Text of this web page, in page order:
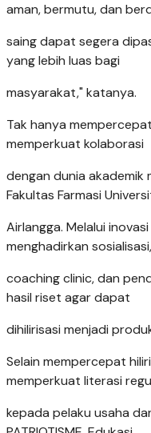
aman, bermutu, dan
saing dapat segera
yang lebih luas bagi
masyarakat," katanya.
Tak hanya
memperkuat kolaborasi
dengan dunia akademik
Fakultas Farmasi
Airlangga. Melalui inovasi
menghadirkan sosialisasi,
coaching clinic, dan
hasil riset agar dapat
dihilirisasi menjadi
Selain mempercepat
memperkuat literasi
kepada pelaku usaha